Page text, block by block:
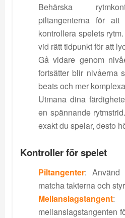
Behärska
piltangenterna för
kontrollera spelets
vid rätt tidpunkt för att
Gå vidare genom
fortsätter blir nivåerna
beats och mer
Utmana dina
en spännande
exakt du spelar, desto
Kontroller för spelet
Piltangenter: Använd
matcha takterna och
Mellanslagstangent:
mellanslagstangenten